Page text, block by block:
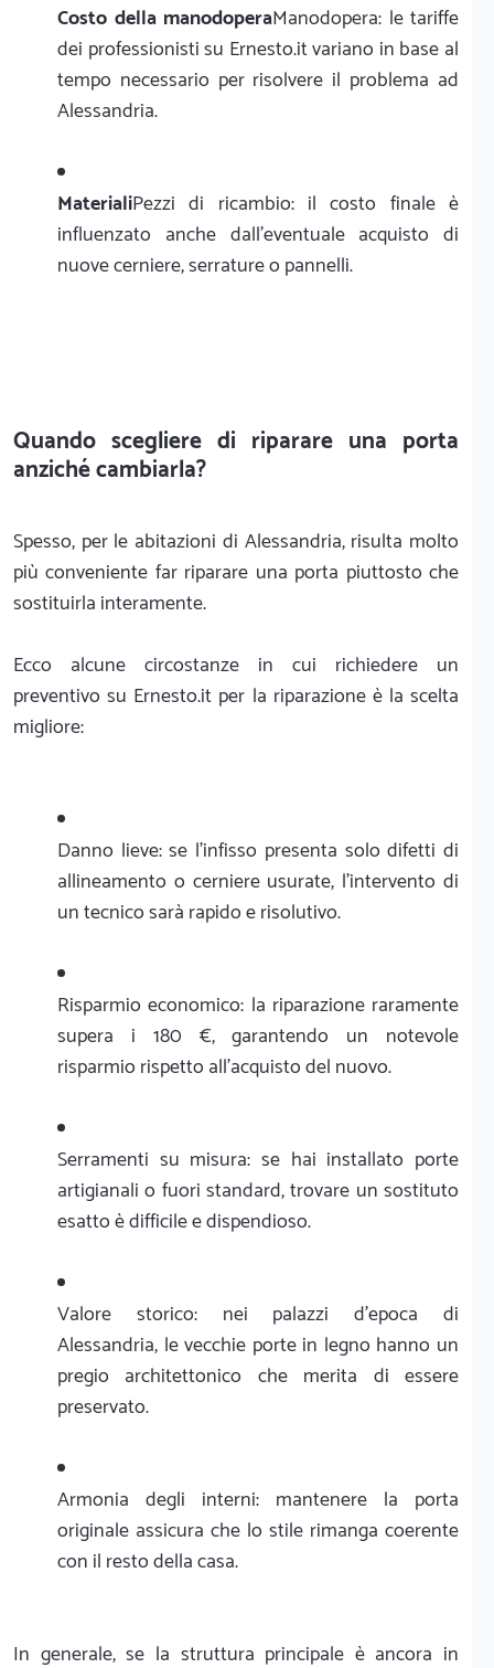
Costo della manodoperaManodopera: le tariffe
dei professionisti su Ernesto.it variano in base al
tempo necessario per risolvere il problema ad
Alessandria.
MaterialiPezzi di ricambio: il costo finale è
influenzato anche dall'eventuale acquisto di
nuove cerniere, serrature o pannelli.
Quando scegliere di riparare una porta
anziché cambiarla?
Spesso, per le abitazioni di Alessandria, risulta molto
più conveniente far riparare una porta piuttosto che
sostituirla interamente.
Ecco alcune circostanze in cui richiedere un
preventivo su Ernesto.it per la riparazione è la scelta
migliore:
Danno lieve: se l'infisso presenta solo difetti di
allineamento o cerniere usurate, l'intervento di
un tecnico sarà rapido e risolutivo.
Risparmio economico: la riparazione raramente
supera i 180 €, garantendo un notevole
risparmio rispetto all'acquisto del nuovo.
Serramenti su misura: se hai installato porte
artigianali o fuori standard, trovare un sostituto
esatto è difficile e dispendioso.
Valore storico: nei palazzi d'epoca di
Alessandria, le vecchie porte in legno hanno un
pregio architettonico che merita di essere
preservato.
Armonia degli interni: mantenere la porta
originale assicura che lo stile rimanga coerente
con il resto della casa.
In generale, se la struttura principale è ancora in